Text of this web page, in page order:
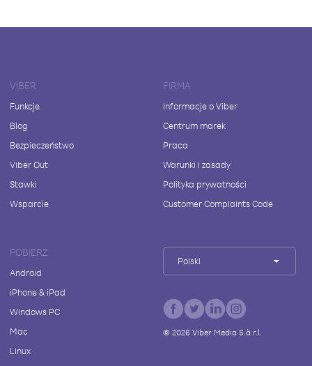
VIBER
Funkcje
Blog
Bezpieczeństwo
Viber Out
Stawki
Wsparcie
FIRMA
Informacje o Viber
Centrum marek
Praca
Warunki i zasady
Polityka prywatności
Customer Complaints Code
POBIERZ
Android
iPhone & iPad
Windows PC
Mac
Linux
Polski
© 2026Viber Media S.à r.l.